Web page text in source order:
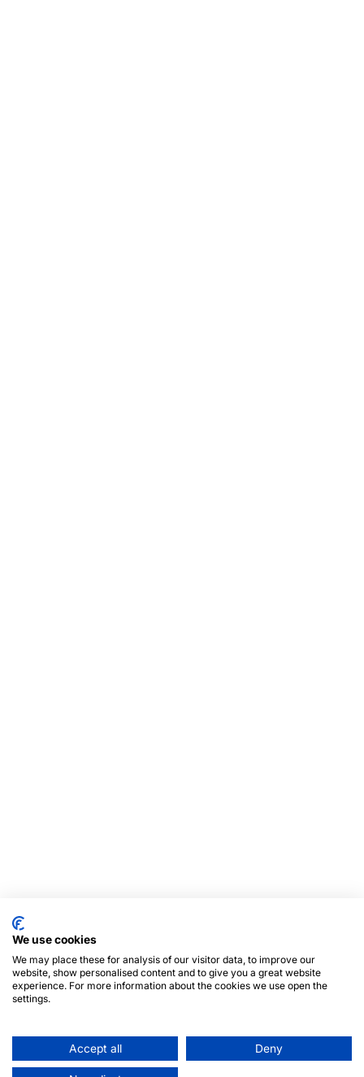
We use cookies
We may place these for analysis of our visitor data, to improve our
website, show personalised content and to give you a great website
experience. For more information about the cookies we use open the
settings.
Accept all Deny